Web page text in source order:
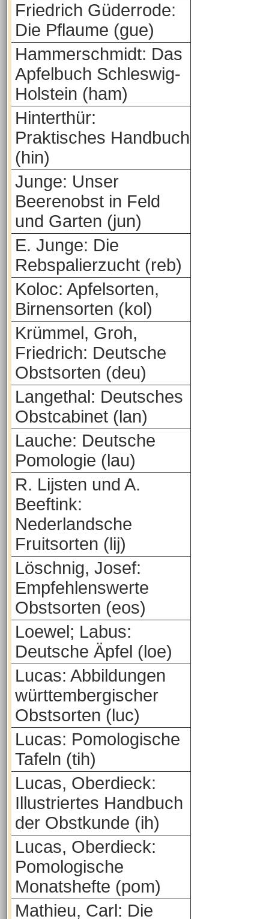
Friedrich Güderrode:
Die Pflaume (gue)
Hammerschmidt: Das
Apfelbuch Schleswig-
Holstein (ham)
Hinterthür:
Praktisches Handbuch
(hin)
Junge: Unser
Beerenobst in Feld
und Garten (jun)
E. Junge: Die
Rebspalierzucht (reb)
Koloc: Apfelsorten,
Birnensorten (kol)
Krümmel, Groh,
Friedrich: Deutsche
Obstsorten (deu)
Langethal: Deutsches
Obstcabinet (lan)
Lauche: Deutsche
Pomologie (lau)
R. Lijsten und A.
Beeftink:
Nederlandsche
Fruitsorten (lij)
Löschnig, Josef:
Empfehlenswerte
Obstsorten (eos)
Loewel; Labus:
Deutsche Äpfel (loe)
Lucas: Abbildungen
württembergischer
Obstsorten (luc)
Lucas: Pomologische
Tafeln (tih)
Lucas, Oberdieck:
Illustriertes Handbuch
der Obstkunde (ih)
Lucas, Oberdieck:
Pomologische
Monatshefte (pom)
Mathieu, Carl: Die